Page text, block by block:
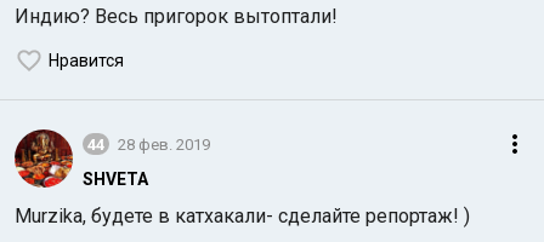
Индию? Весь пригорок вытоптали!
Нравится
44 28 фев. 2019
SHVETA
Murzika, будете в катхакали- сделайте репортаж! )